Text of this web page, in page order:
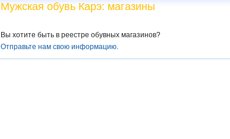
Мужская обувь Карэ: магазины
Вы хотите быть в реестре обувных магазинов?
Отправьте нам свою информацию.